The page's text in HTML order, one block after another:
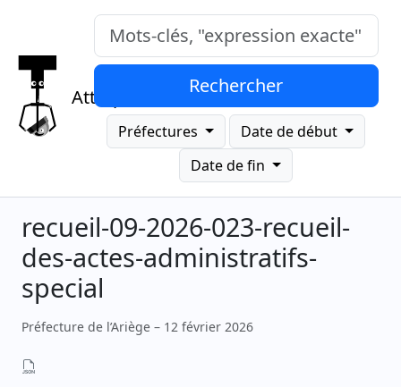
Attrap
Mots-clés, "expression exacte"
Rechercher
Préfectures
Date de début
Date de fin
recueil-09-2026-023-recueil-
des-actes-administratifs-
special
Préfecture de l’Ariège – 12 février 2026